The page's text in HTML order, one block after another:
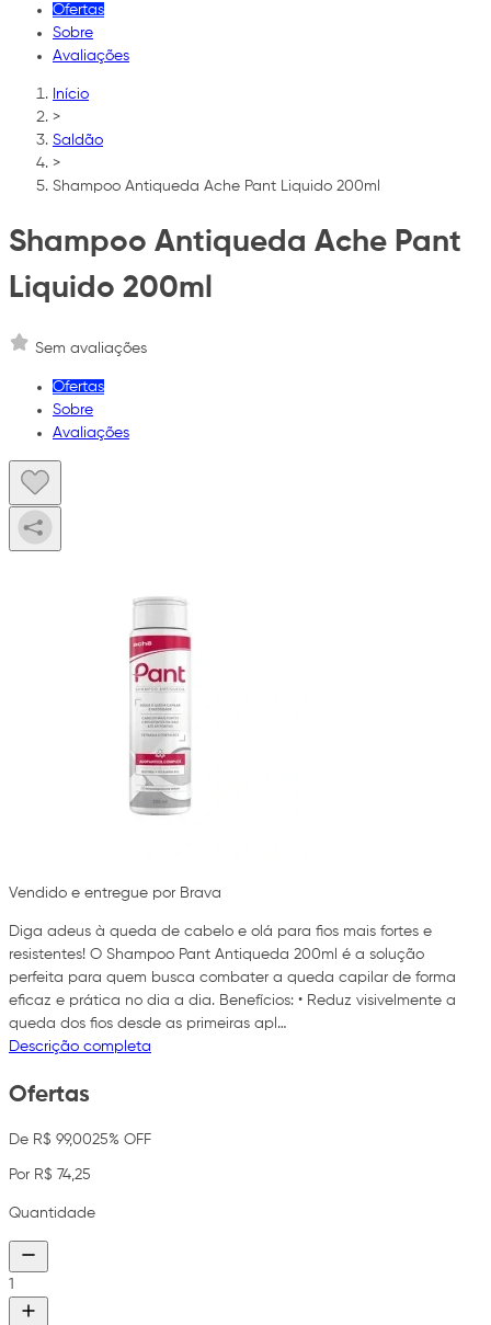
Ofertas
Sobre
Avaliações
Início
>
Saldão
>
Shampoo Antiqueda Ache Pant Liquido 200ml
Shampoo Antiqueda Ache Pant
Liquido 200ml
Sem avaliações
Ofertas
Sobre
Avaliações
Vendido e entregue por Brava
Diga adeus à queda de cabelo e olá para fios mais fortes e
resistentes! O Shampoo Pant Antiqueda 200ml é a solução
perfeita para quem busca combater a queda capilar de forma
eficaz e prática no dia a dia. Benefícios: • Reduz visivelmente a
queda dos fios desde as primeiras apl…
Descrição completa
Ofertas
De R$ 99,0025% OFF
Por R$ 74,25
Quantidade
1